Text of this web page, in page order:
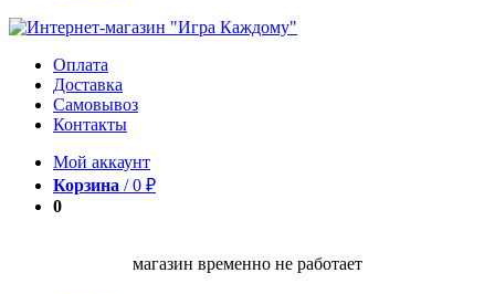
Оплата
Доставка
Самовывоз
Контакты
Мой аккаунт
Корзина /0 ₽
0
магазин временно не работает